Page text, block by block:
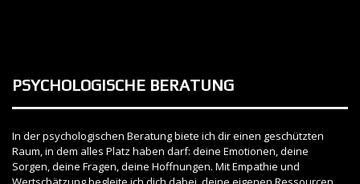
PSYCHOLOGISCHE BERATUNG
In der psychologischen Beratung biete ich dir einen geschützten
Raum, in dem alles Platz haben darf: deine Emotionen, deine
Sorgen, deine Fragen, deine Hoffnungen. Mit Empathie und